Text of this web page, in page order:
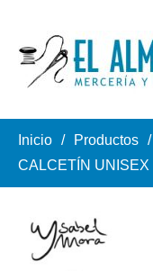
Inicio
Productos
CALCETÍN